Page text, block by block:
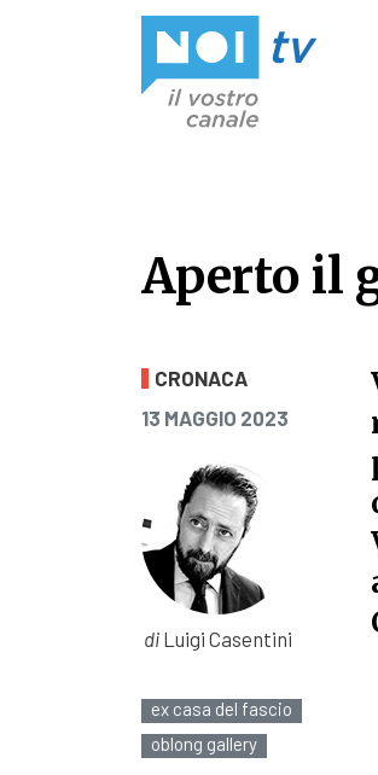
Aperto il
Aperto il
CRONACA
PUBBLICATO IL
13 MAGGIO 2023
diLuigi Casentini
ex casa del fascio
oblong gallery